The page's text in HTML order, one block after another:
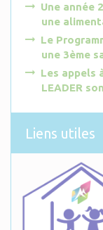
Une année
une
Le
une 3ème
Les appels
LEADER
Liens utiles